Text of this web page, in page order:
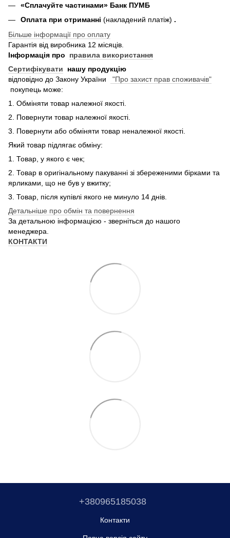
«Сплачуйте частинами» Банк ПУМБ
Оплата при отриманні (накладений платіж) .
Більше інформації про оплату
Гарантія від виробника 12 місяців.
Інформація про правила використання
Сертифікувати нашу продукцію
відповідно до Закону України
"Про захист прав споживачів"
покупець може:
1. Обміняти товар належної якості.
2. Повернути товар належної якості.
3. Повернути або обміняти товар неналежної якості.
Який товар підлягає обміну:
1. Товар, у якого є чек;
2. Товар в оригінальному пакуванні зі збереженими бірками та
ярликами, що не був у вжитку;
3. Товар, після купівлі якого не минуло 14 днів.
Детальніше про обмін та повернення
За детальною інформацією - зверніться до нашого
менеджера.
КОНТАКТИ
+380965185038
Контакти